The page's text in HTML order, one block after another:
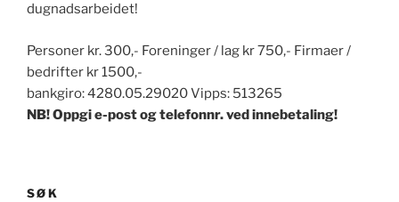
dugnadsarbeidet!
Personer kr. 300,- Foreninger / lag kr 750,- Firmaer /
bedrifter kr 1500,-
bankgiro: 4280.05.29020 Vipps: 513265
NB! Oppgi e-post og telefonnr. ved innebetaling!
SØK